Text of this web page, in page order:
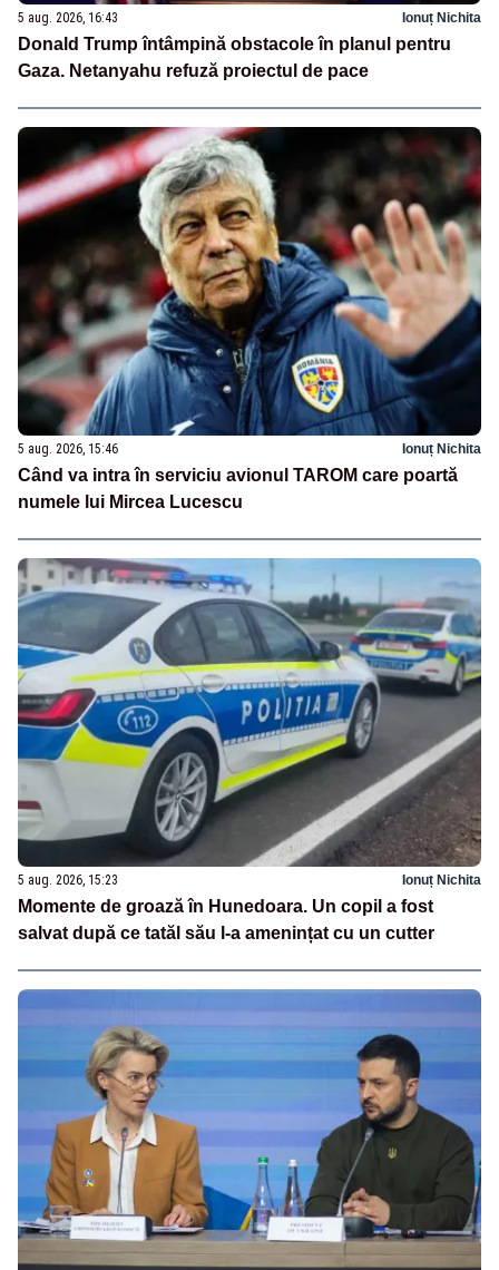
5 aug. 2026, 16:43 Ionuț Nichita
Donald Trump întâmpină obstacole în planul pentru
Gaza. Netanyahu refuză proiectul de pace
5 aug. 2026, 15:46 Ionuț Nichita
Când va intra în serviciu avionul TAROM care poartă
numele lui Mircea Lucescu
5 aug. 2026, 15:23 Ionuț Nichita
Momente de groază în Hunedoara. Un copil a fost
salvat după ce tatăl său l-a amenințat cu un cutter